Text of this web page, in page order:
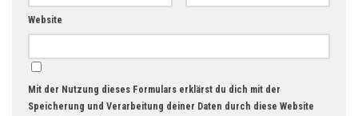
Website
Mit der Nutzung dieses Formulars erklärst du dich mit der
Speicherung und Verarbeitung deiner Daten durch diese Website